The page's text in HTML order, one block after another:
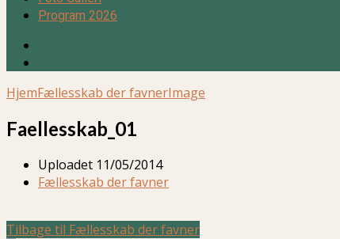
Program 2026
HjemFællesskab der favnerImage
Faellesskab_01
Uploadet 11/05/2014
Fællesskab der favner
Tilbage til Fællesskab der favner